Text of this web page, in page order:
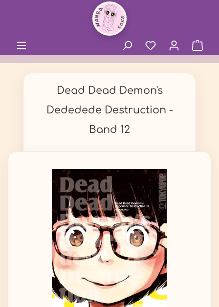
Dead Dead Demon's
Dededede Destruction -
Band 12
Bildergalerie überspringen